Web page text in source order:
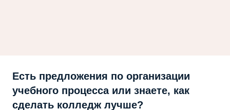
Есть предложения по организации
учебного процесса или знаете, как
сделать колледж лучше?